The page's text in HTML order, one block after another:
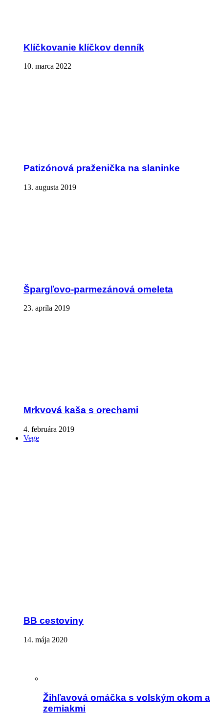
Klíčkovanie klíčkov denník
10. marca 2022
Patizónová praženička na slaninke
13. augusta 2019
Špargľovo-parmezánová omeleta
23. apríla 2019
Mrkvová kaša s orechami
4. februára 2019
Vege
BB cestoviny
14. mája 2020
Žihľavová omáčka s volským okom a
zemiakmi